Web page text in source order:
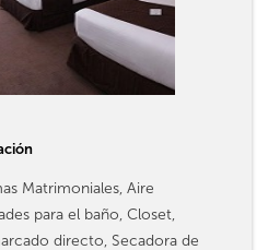
Matrimoniales, Aire
para el baño, Closet,
directo, Secadora de